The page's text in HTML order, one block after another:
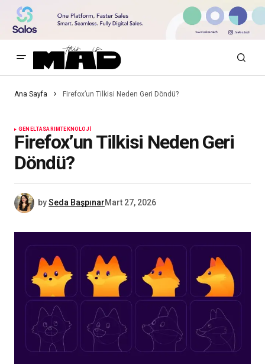
Ana Sayfa Firefox’un Tilkisi Neden Geri Döndü?
GENELTASARIMTEKNOLOJI
Firefox’un Tilkisi Neden Geri
Döndü?
bySeda BaşpınarMart 27, 2026